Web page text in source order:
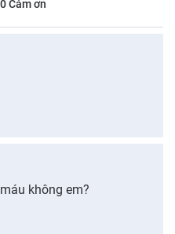
0Cảm ơn
không em?